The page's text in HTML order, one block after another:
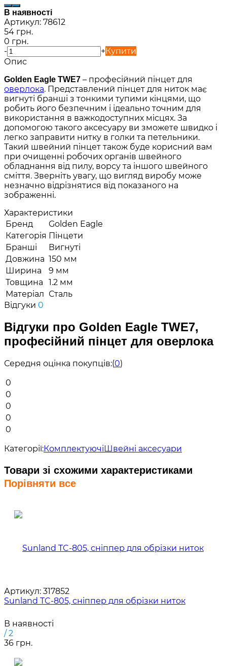
В наявності
Артикул: 78612
54 грн.
0 грн.
-
+Купити
Опис
Golden Eagle TWE7 – професійний пінцет для
оверлока. Представлений пінцет для ниток має
вигнуті бранші з тонкими тупими кінцями, що
робить його безпечним і ідеально точним для
використання в важкодоступних місцях. За
допомогою такого аксесуару ви зможете швидко і
легко заправити нитку в голки та петельники.
Такий швейний пінцет також буде корисний вам
при очищенні робочих органів швейного
обладнання від пилу, ворсу та іншого швейного
сміття. Зверніть увагу, що вигляд виробу може
незначно відрізнятися від показаного на
зображенні.
Характеристики
Бренд
Golden Eagle
Категорія Пінцети
Бранші
Вигнуті
Довжина 150 мм
Ширина
9 мм
Товщина
1.2 мм
Матеріал Сталь
Відгуки 0
Відгуки про Golden Eagle TWE7,
професійний пінцет для оверлока
Середня оцінка покупців:(0)
0
0
0
0
0
Категорії:КомплектуючіШвейні аксесуари
Товари зі схожими характеристиками
Порівняти все
Артикул: 317852
Sunland TC-805, сніппер для обрізки ниток
В наявності
/ 2
36 грн.